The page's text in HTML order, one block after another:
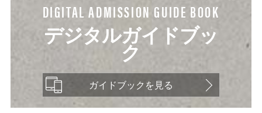
DIGITAL ADMISSION GUIDE BOOK
デジタルガイドブッ
ク
ガイドブックを見る